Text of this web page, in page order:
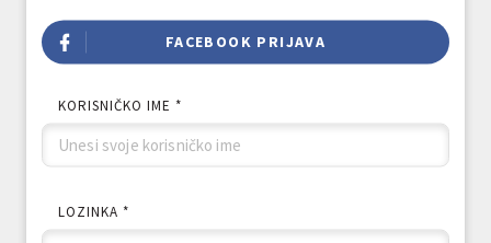
FACEBOOK PRIJAVA
KORISNIČKO IME *
LOZINKA *